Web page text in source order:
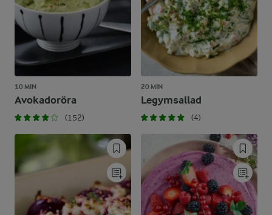
10 MIN
Avokadoröra
(152)
20 MIN
Legymsallad
(4)